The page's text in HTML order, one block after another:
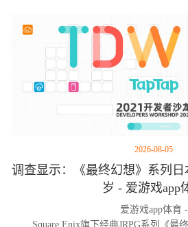
2026-08-05
调查显示：《最终幻想》系列
岁 - 爱游戏app
爱游戏app体育 -
Square Enix旗下经典JRPG系列《最